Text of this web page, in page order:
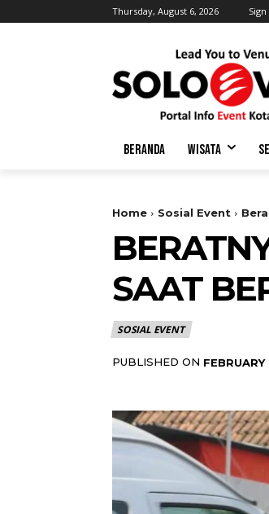
Thursday, August 6, 2026
BERANDA WISATA
Home Sosial Event
SAAT
SOSIAL EVENT
PUBLISHED ON